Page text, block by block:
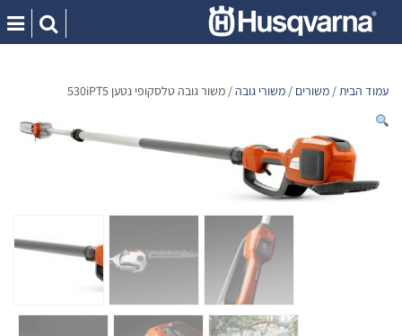
content
עמוד הבית/ משורים / משורי גובה/ משור גובה טלסקופי נטען 530iPT5